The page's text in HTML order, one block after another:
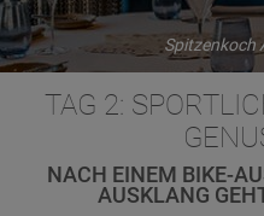
Spitzenkoch
TAG 2:
NACH EINEM BIKE-
AUSKLANG